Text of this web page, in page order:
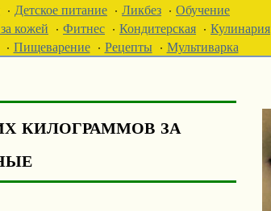
· Детское питание · Ликбез · Обучение
кожей · Фитнес · Кондитерская · Кулинария
Пищеварение· Рецепты· Мультиварка
килограммов за